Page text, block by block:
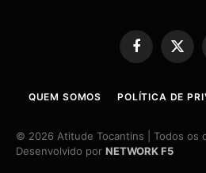
Facebook
X
QUEM SOMOS POLÍTICA DE
© 2026 Atitude Tocantins | Todos os
Desenvolvido por NETWORK F5